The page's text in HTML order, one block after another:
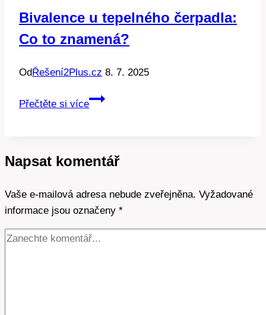
Bivalence u tepelného čerpadla:
Co to znamená?
OdŘešení2Plus.cz 8. 7. 2025
Přečtěte si více
Bivalence
Co
znamená?
Napsat komentář
Vaše e-mailová adresa nebude zveřejněna. Vyžadované
informace jsou označeny *